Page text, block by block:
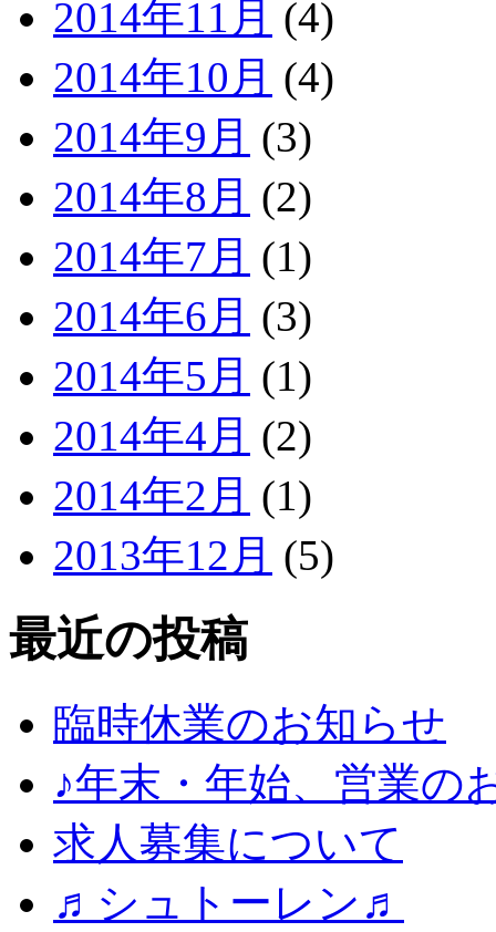
2014年11月 (4)
2014年10月 (4)
2014年9月 (3)
2014年8月 (2)
2014年7月 (1)
2014年6月 (3)
2014年5月 (1)
2014年4月 (2)
2014年2月 (1)
2013年12月 (5)
最近の投稿
臨時休業のお知らせ
♪年末・年始、営業の
求人募集について
♬シュトーレン♬